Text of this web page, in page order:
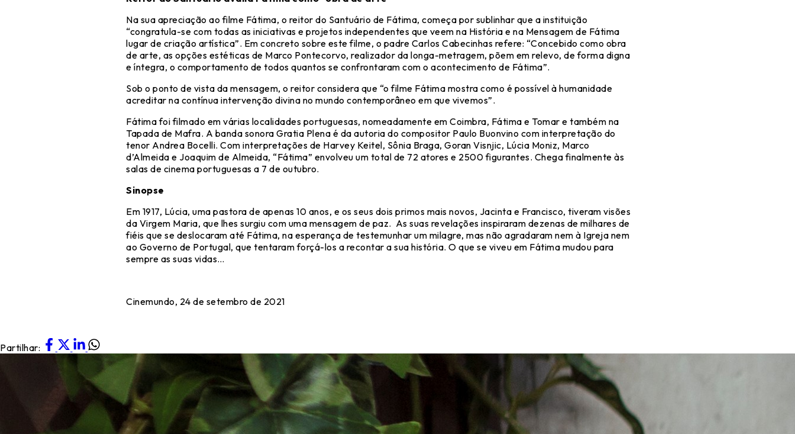
Na sua apreciação ao filme Fátima, o reitor do Santuário de Fátima, começa por sublinhar que a instituição
“congratula-se com todas as iniciativas e projetos independentes que veem na História e na Mensagem de Fátima
lugar de criação artística”. Em concreto sobre este filme, o padre Carlos Cabecinhas refere: “Concebido como obra
de arte, as opções estéticas de Marco Pontecorvo, realizador da longa-metragem, põem em relevo, de forma digna
e íntegra, o comportamento de todos quantos se confrontaram com o acontecimento de Fátima”.
Sob o ponto de vista da mensagem, o reitor considera que “o filme Fátima mostra como é possível à humanidade
acreditar na contínua intervenção divina no mundo contemporâneo em que vivemos”.
Fátima foi filmado em várias localidades portuguesas, nomeadamente em Coimbra, Fátima e Tomar e também na
Tapada de Mafra. A banda sonora Gratia Plena é da autoria do compositor Paulo Buonvino com interpretação do
tenor Andrea Bocelli. Com interpretações de Harvey Keitel, Sônia Braga, Goran Visnjic, Lúcia Moniz, Marco
d’Almeida e Joaquim de Almeida, “Fátima” envolveu um total de 72 atores e 2500 figurantes. Chega finalmente às
salas de cinema portuguesas a 7 de outubro.
Sinopse
Em 1917, Lúcia, uma pastora de apenas 10 anos, e os seus dois primos mais novos, Jacinta e Francisco, tiveram visões
da Virgem Maria, que lhes surgiu com uma mensagem de paz. As suas revelações inspiraram dezenas de milhares de
fiéis que se deslocaram até Fátima, na esperança de testemunhar um milagre, mas não agradaram nem à Igreja nem
ao Governo de Portugal, que tentaram forçá-los a recontar a sua história. O que se viveu em Fátima mudou para
sempre as suas vidas…
Cinemundo, 24 de setembro de 2021
Partilhar: